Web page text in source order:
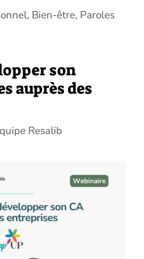
, Bien-être, Paroles
son
auprès des
Resalib